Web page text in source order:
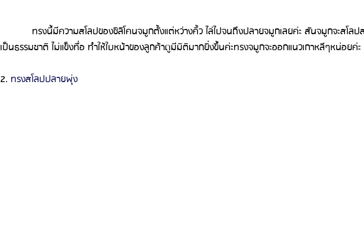
ทรงนี้มีความสโลปของซิลิโคนจมูกตั้งแต่หว่างคิ้ว ไล่ไปจนถึงปลายจมูกเลยค่ะ สันจมูกจะสโลป
เป็นธรรมชาติ ไม่แข็งทื่อ ทำให้ใบหน้าของลูกค้าดูมีมิติมากยิ่งขึ้นค่ะทรงจมูกจะออกแนวเกาหลีๆหน่อยค่ะ
2. ทรงสโลปปลายพุ่ง